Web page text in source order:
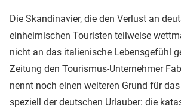
Die Skandinavier, die den Verlust an
einheimischen Touristen teilweise
nicht an das italienische Lebensgefühl
Zeitung den Tourismus-Unternehmer
nennt noch einen weiteren Grund für
speziell der deutschen Urlauber: die